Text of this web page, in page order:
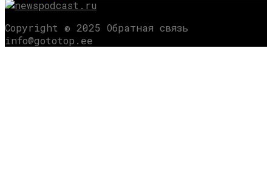
Copyright © 2025 Обратная связь
info@gototop.ee